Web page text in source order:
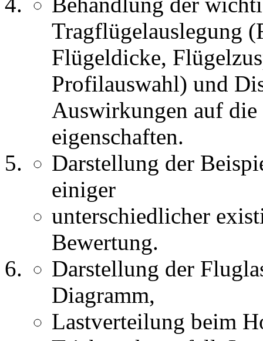
Tragflügelauslegung
Flügeldicke,
Profilauswahl) und
Auswirkungen auf
eigenschaften.
Darstellung der
einiger
unterschiedlicher
Bewertung.
Darstellung der
Diagramm,
Lastverteilung beim